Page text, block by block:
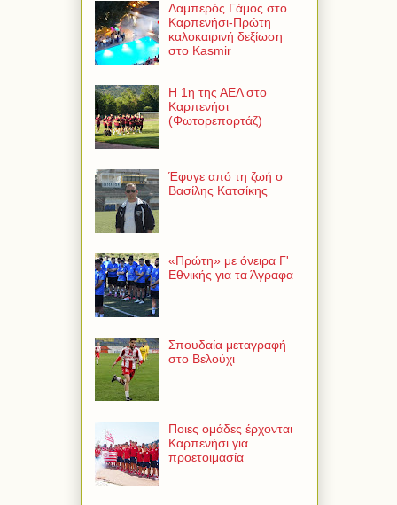
Λαμπερός Γάμος στο
Καρπενήσι-Πρώτη
καλοκαιρινή δεξίωση
στο Kasmir
Η 1η της ΑΕΛ στο
Καρπενήσι
(Φωτορεπορτάζ)
Έφυγε από τη ζωή ο
Βασίλης Κατσίκης
«Πρώτη» με όνειρα Γ'
Εθνικής για τα Άγραφα
Σπουδαία μεταγραφή
στο Βελούχι
Ποιες ομάδες έρχονται
Καρπενήσι για
προετοιμασία